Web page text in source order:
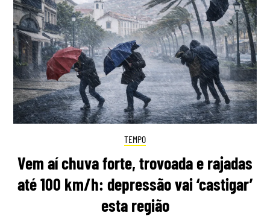
TEMPO
Vem aí chuva forte, trovoada e rajadas
até 100 km/h: depressão vai ‘castigar’
esta região